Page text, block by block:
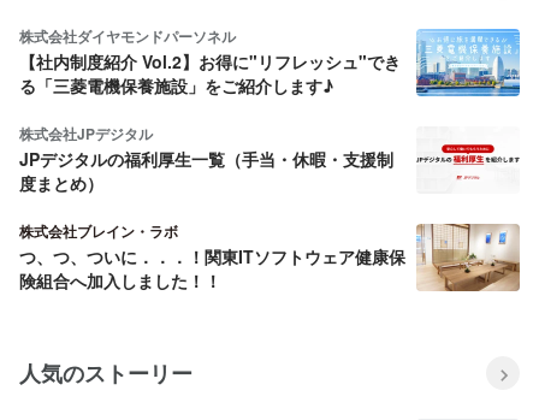
株式会社ダイヤモンドパーソネル
【社内制度紹介 Vol.2】お得に"リフレッシュ"でき
る「三菱電機保養施設」をご紹介します♪
株式会社JPデジタル
JPデジタルの福利厚生一覧（手当・休暇・支援制
度まとめ）
株式会社ブレイン・ラボ
つ、つ、ついに．．．！関東ITソフトウェア健康保
険組合へ加入しました！！
人気のストーリー